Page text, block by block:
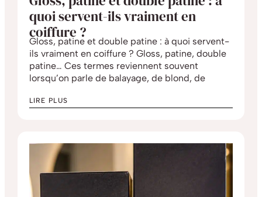
quoi servent-ils vraiment en
coiffure ?
Gloss, patine et double patine : à quoi servent-
ils vraiment en coiffure ? Gloss, patine, double
patine… Ces termes reviennent souvent
lorsqu’on parle de balayage, de blond, de
LIRE PLUS